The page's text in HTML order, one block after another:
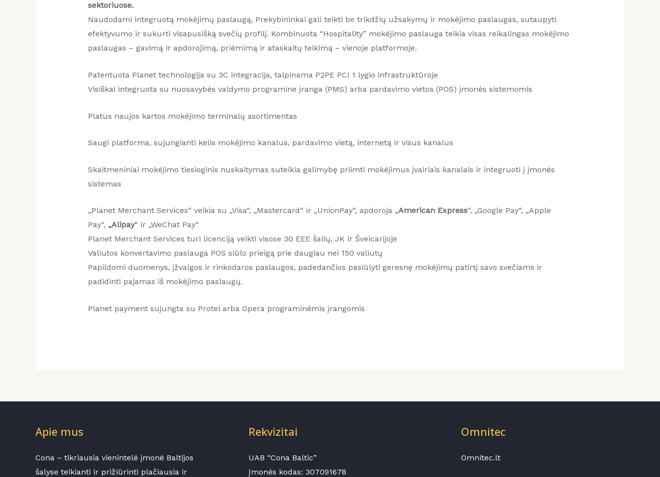
sektoriuose.
Naudodami integruotą mokėjimų paslaugą, Prekybininkai gali teikti be trikdžių užsakymų ir mokėjimo paslaugas, sutaupyti
efektyvumo ir sukurti visapusišką svečių profilį. Kombinuota “Hospitality” mokėjimo paslauga teikia visas reikalingas mokėjimo
paslaugas – gavimą ir apdorojimą, priėmimą ir ataskaitų teikimą – vienoje platformoje.
Patentuota Planet technologija su 3C integracija, talpinama P2PE PCI 1 lygio infrastruktūroje
Visiškai integruota su nuosavybės valdymo programine įranga (PMS) arba pardavimo vietos (POS) įmonės sistemomis
Platus naujos kartos mokėjimo terminalų asortimentas
Saugi platforma, sujungianti kelis mokėjimo kanalus, pardavimo vietą, internetą ir visus kanalus
Skaitmeniniai mokėjimo tiesioginis nuskaitymas suteikia galimybę priimti mokėjimus įvairiais kanalais ir integruoti į įmonės
sistemas
„Planet Merchant Services“ veikia su „Visa“, „Mastercard“ ir „UnionPay“, apdoroja „American Express“, „Google Pay“, „Apple
Pay“, „Alipay“ ir „WeChat Pay“
Planet Merchant Services turi licenciją veikti visose 30 EEE šalių, JK ir Šveicarijoje
Valiutos konvertavimo paslauga POS siūlo prieigą prie daugiau nei 150 valiutų
Papildomi duomenys, įžvalgos ir rinkodaros paslaugos, padedančios pasiūlyti geresnę mokėjimų patirtį savo svečiams ir
padidinti pajamas iš mokėjimo paslaugų.
Planet payment sujungta su Protel arba Opera programinėmis įrangomis
Apie mus
Cona – tikriausia vienintelė įmonė Baltijos
šalyse teikianti ir prižiūrinti plačiausia ir
Rekvizitai
UAB “Cona Baltic”
Įmonės kodas: 307091678
Omnitec
Omnitec.lt